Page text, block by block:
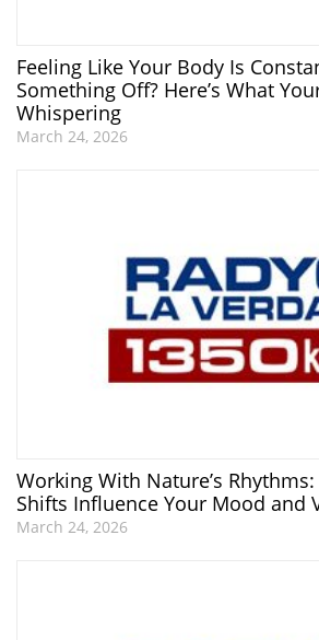
Feeling Like Your Body Is
Something Off? Here’s What
Whispering
March 24, 2026
Working With Nature’s
Shifts Influence Your Mood and
March 24, 2026